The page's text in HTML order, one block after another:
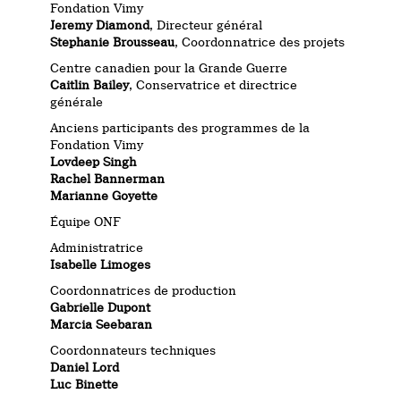
Fondation Vimy
Jeremy Diamond, Directeur général
Stephanie Brousseau, Coordonnatrice des projets
Centre canadien pour la Grande Guerre
Caitlin Bailey, Conservatrice et directrice
générale
Anciens participants des programmes de la
Fondation Vimy
Lovdeep Singh
Rachel Bannerman
Marianne Goyette
Équipe ONF
Administratrice
Isabelle Limoges
Coordonnatrices de production
Gabrielle Dupont
Marcia Seebaran
Coordonnateurs techniques
Daniel Lord
Luc Binette